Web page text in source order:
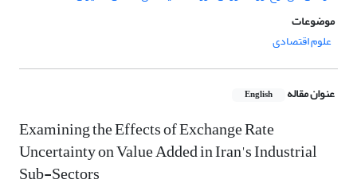
موضوعات
علوم اقتصادی
عنوان مقاله English
Examining the Effects of Exchange Rate
Uncertainty on Value Added in Iran's Industrial
Sub-Sectors